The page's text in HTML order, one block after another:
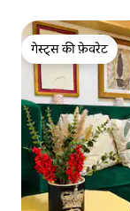
गेस्ट्स की फ़ेवरेट
गेस्ट्स की फ़ेवरेट